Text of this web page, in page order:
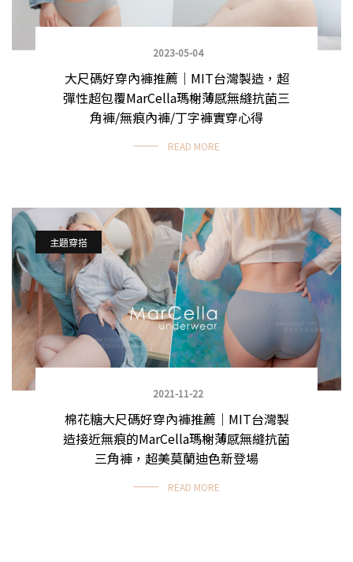
2023-05-04
大尺碼好穿內褲推薦｜MIT台灣製造，超
彈性超包覆MarCella瑪榭薄感無縫抗菌三
角褲/無痕內褲/丁字褲實穿心得
READ MORE
主題穿搭
2021-11-22
棉花糖大尺碼好穿內褲推薦｜MIT台灣製
造接近無痕的MarCella瑪榭薄感無縫抗菌
三角褲，超美莫蘭迪色新登場
READ MORE